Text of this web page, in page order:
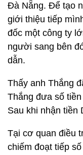
Đà Nẵng. Để tạo
giới thiệu tiếp
đốc một công ty
người sang bên
dẫn.
Thấy anh Thắng
Thắng đưa số
Sau khi nhận tiền
Tại cơ quan điều
chiếm đoạt tiếp